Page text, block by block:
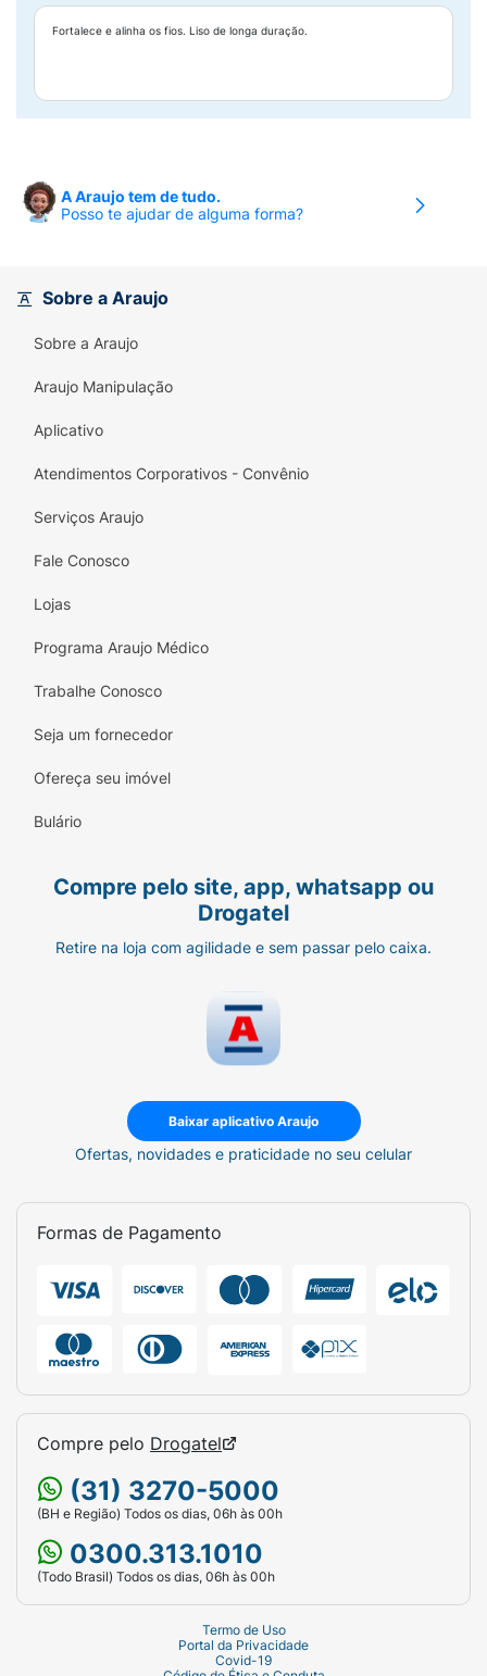
Fortalece e alinha os fios. Liso de longa duração.
A Araujo tem de tudo.
Posso te ajudar de alguma forma?
Sobre a Araujo
Sobre a Araujo
Araujo Manipulação
Aplicativo
Atendimentos Corporativos - Convênio
Serviços Araujo
Fale Conosco
Lojas
Programa Araujo Médico
Trabalhe Conosco
Seja um fornecedor
Ofereça seu imóvel
Bulário
Compre pelo site, app, whatsapp ou
Drogatel
Retire na loja com agilidade e sem passar pelo caixa.
Baixar aplicativo Araujo
Ofertas, novidades e praticidade no seu celular
Formas de Pagamento
Compre pelo Drogatel
(31) 3270-5000
(BH e Região) Todos os dias, 06h às 00h
0300.313.1010
(Todo Brasil) Todos os dias, 06h às 00h
Termo de Uso
Portal da Privacidade
Covid-19